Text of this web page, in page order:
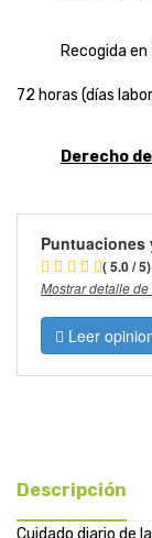
Recogida
72 horas (días
Derecho
( 5.0 /
Mostrar detalle
Leer
Descripción
Cuidado diario de